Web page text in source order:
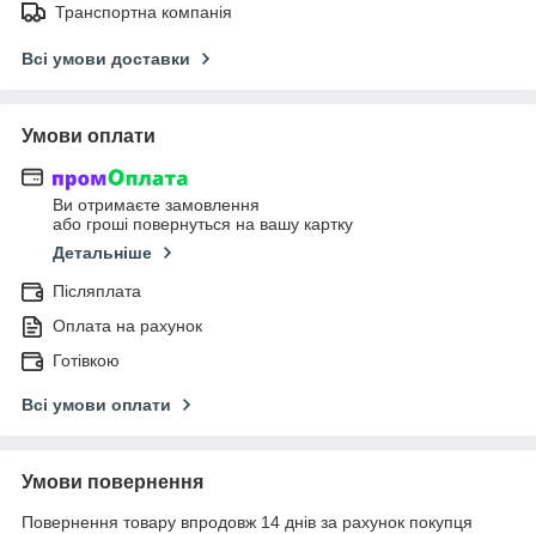
Транспортна компанія
Всі умови доставки
Умови оплати
Ви отримаєте замовлення
або гроші повернуться на вашу картку
Детальніше
Післяплата
Оплата на рахунок
Готівкою
Всі умови оплати
Умови повернення
Повернення товару впродовж 14 днів за рахунок покупця